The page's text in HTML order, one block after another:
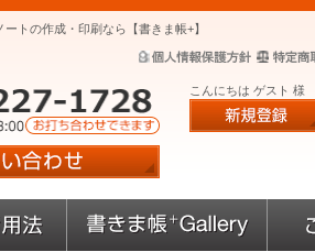
トの作成・印刷なら【書きま帳+】
こんにちは ゲスト 様